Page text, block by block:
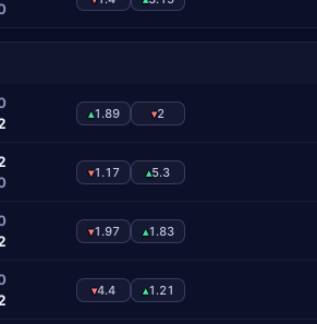
▴1.89 ▾2
▾1.17 ▴5.3
▾1.97 ▴1.83
▾4.4 ▴1.21